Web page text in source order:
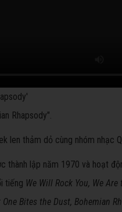
Rhapsody".
thành lập năm 1970 và hoạt
tiếng We Will Rock You, We Are
Bites the Dust, Bohemian